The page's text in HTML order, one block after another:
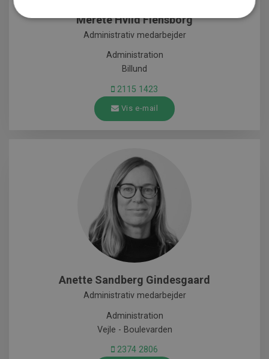
Merete Hviid Flensborg
Administrativ medarbejder
Administration
Billund
2115 1423
Vis e-mail
Anette Sandberg Gindesgaard
Administrativ medarbejder
Administration
Vejle - Boulevarden
2374 2806